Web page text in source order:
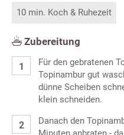
10 min. Koch & Ruhezeit
Zubereitung
Für den gebratenen
Topinambur gut
dünne Scheiben
klein schneiden.
Danach den